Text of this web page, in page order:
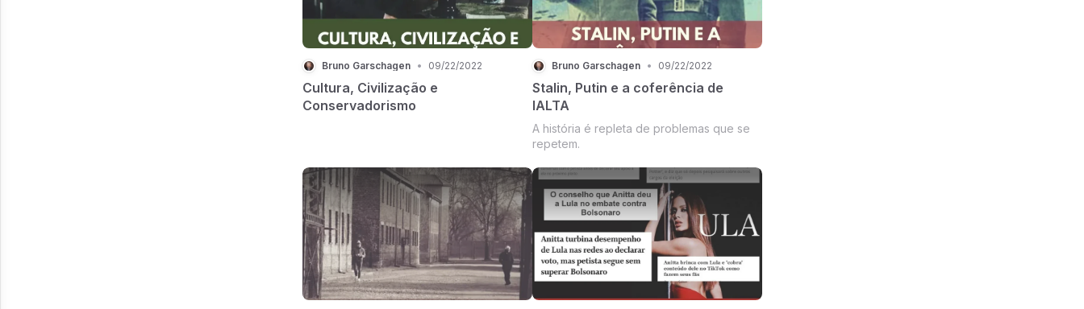
Bruno Garschagen • 09/22/2022
Cultura, Civilização e
Conservadorismo
Bruno Garschagen • 09/22/2022
Stalin, Putin e a coferência de
IALTA
A história é repleta de problemas que se
repetem.